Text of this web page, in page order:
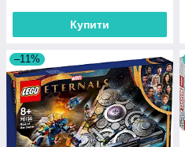
Купити
–11%